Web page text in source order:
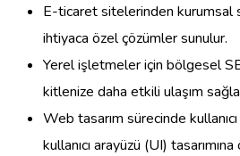
E-ticaret sitelerinden kurumsal
ihtiyaca özel çözümler sunulur.
Yerel işletmeler için bölgesel
kitlenize daha etkili ulaşım
Web tasarım sürecinde
kullanıcı arayüzü (UI)